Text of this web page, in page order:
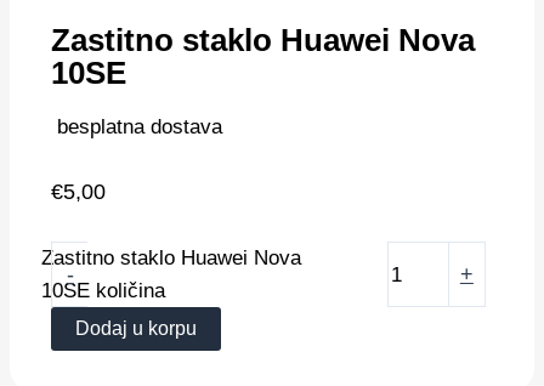
Zastitno staklo Huawei Nova
10SE
besplatna dostava
€5,00
-
Zastitno staklo Huawei Nova
10SE količina
+
Dodaj u korpu